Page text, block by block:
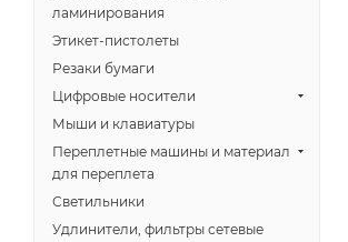
ламинирования
Этикет-пистолеты
Резаки бумаги
Цифровые носители
Мыши и клавиатуры
Переплетные машины и материал
для переплета
Светильники
Удлинители, фильтры сетевые